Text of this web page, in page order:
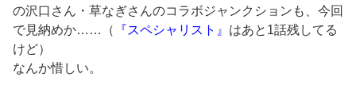
の沢口さん・草なぎさんのコラボジャンクションも、今回
で見納めか……（
『スペシャリスト』 はあと1話残してる
けど）
なんか惜しい。